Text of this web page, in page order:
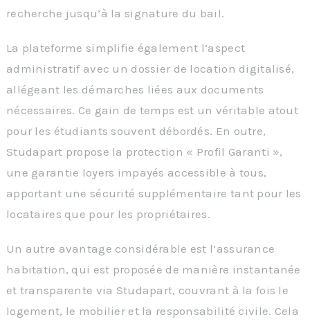
recherche jusqu’à la signature du bail.
La plateforme simplifie également l’aspect
administratif avec un dossier de location digitalisé,
allégeant les démarches liées aux documents
nécessaires. Ce gain de temps est un véritable atout
pour les étudiants souvent débordés. En outre,
Studapart propose la protection « Profil Garanti »,
une garantie loyers impayés accessible à tous,
apportant une sécurité supplémentaire tant pour les
locataires que pour les propriétaires.
Un autre avantage considérable est l’assurance
habitation, qui est proposée de manière instantanée
et transparente via Studapart, couvrant à la fois le
logement, le mobilier et la responsabilité civile. Cela